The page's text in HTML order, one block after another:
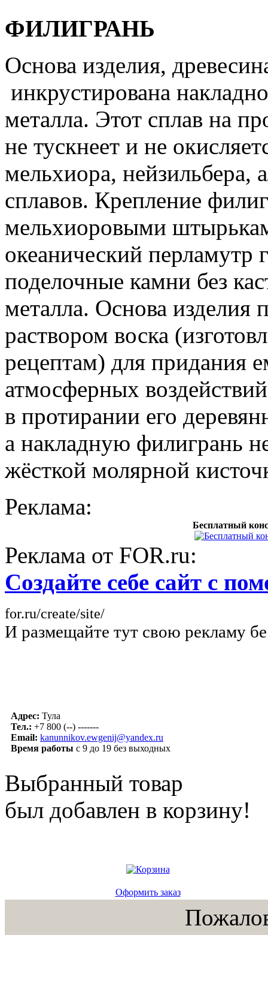
ФИЛИГРАНЬ
Основа изделия,
инкрустирована
металла. Этот сплав на
не тускнеет и не
мельхиора,
сплавов. Крепление
мельхиоровыми
океанический перламутр
поделочные камни без
металла. Основа изделия
раствором воска
рецептам) для придания
атмосферных
в протирании его
а накладную филигрань
жёсткой молярной
Реклама:
Бесплатный
Реклама от FOR.ru:
Создайте себе сайт с
for.ru/create/site/
И размещайте тут свою рекламу
Адрес: Тула
Тел.: +7 800 (--) -------
Email: kanunnikov.ewgenij@yandex.ru
Время работы с 9 до 19 без выходных
Выбранный товар
был добавлен в корзину!
Оформить заказ